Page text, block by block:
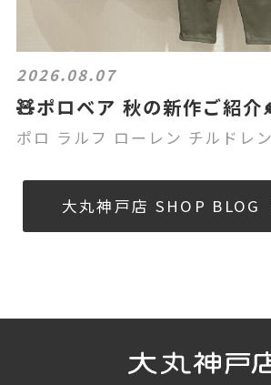
2026.08.07
🧸ポロベア 秋の新作ご紹介
ポロ ラルフ ローレン チルドレン
大丸神戸店 SHOP BLOG